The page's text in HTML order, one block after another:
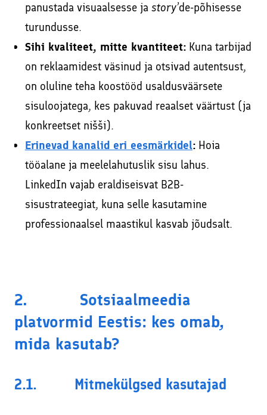
panustada visuaalsesse ja story’de-põhisesse
turundusse.
Sihi kvaliteet, mitte kvantiteet:Kuna tarbijad
on reklaamidest väsinud ja otsivad autentsust,
on oluline teha koostööd usaldusväärsete
sisuloojatega, kes pakuvad reaalset väärtust (ja
konkreetset nišši).
Erinevad kanalid eri eesmärkidel:Hoia
tööalane ja meelelahutuslik sisu lahus.
LinkedIn vajab eraldiseisvat B2B-
sisustrateegiat, kuna selle kasutamine
professionaalsel maastikul kasvab jõudsalt.
2. Sotsiaalmeedia
platvormid Eestis: kes omab,
mida kasutab?
2.1. Mitmekülgsed kasutajad